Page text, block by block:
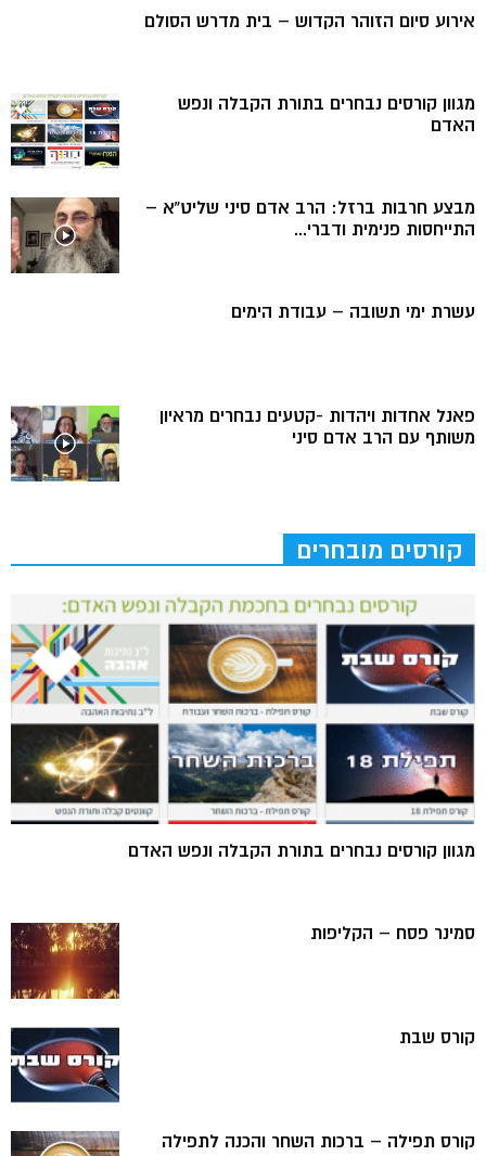
אירוע סיום הזוהר הקדוש – בית מדרש הסולם
מגוון קורסים נבחרים בתורת הקבלה ונפש
האדם
מבצע חרבות ברזל: הרב אדם סיני שליט”א –
התייחסות פנימית ודברי...
עשרת ימי תשובה – עבודת הימים
פאנל אחדות ויהדות -קטעים נבחרים מראיון
משותף עם הרב אדם סיני
קורסים מובחרים
מגוון קורסים נבחרים בתורת הקבלה ונפש האדם
סמינר פסח – הקליפות
קורס שבת
קורס תפילה – ברכות השחר והכנה לתפילה